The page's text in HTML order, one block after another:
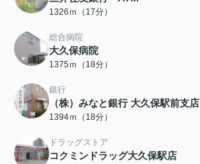
1326ｍ（17分）
総合病院
大久保病院
1375ｍ（18分）
銀行
（株）みなと銀行 大久保駅前支店
1394ｍ（18分）
ドラッグストア
コクミンドラッグ大久保駅店